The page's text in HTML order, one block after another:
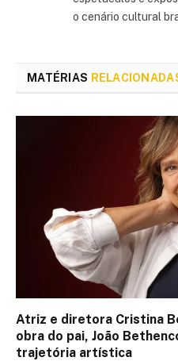
o cenário cultural
MATÉRIAS
Atriz e diretora Cristina
obra do pai, João
trajetória artística